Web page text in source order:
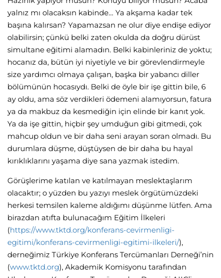
yalnız mı olacaksın kabinde… Ya akşama kadar tek
başına kalırsan? Yapamazsan ne olur diye endişe ediyor
olabilirsin; çünkü belki zaten okulda da doğru dürüst
simultane eğitimi alamadın. Belki kabinleriniz de yoktu;
hocanız da, bütün iyi niyetiyle ve bir görevlendirmeyle
size yardımcı olmaya çalışan, başka bir yabancı diller
bölümünün hocasıydı. Belki de öyle bir işe gittin bile, 6
ay oldu, ama söz verdikleri ödemeni alamıyorsun, fatura
ya da makbuz da kesmediğin için elinde bir kanıt yok.
Ya da işe gittin, hiçbir şey umduğun gibi gitmedi, çok
mahcup oldun ve bir daha seni arayan soran olmadı. Bu
durumlara düşme, düştüysen de bir daha bu hayal
kırıklıklarını yaşama diye sana yazmak istedim.
Görüşlerime katılan ve katılmayan meslektaşlarım
olacaktır; o yüzden bu yazıyı meslek örgütümüzdeki
herkesi temsilen kaleme aldığımı düşünme lütfen. Ama
birazdan atıfta bulunacağım Eğitim İlkeleri
(https://www.tktd.org/konferans-cevirmenligi-
egitimi/konferans-cevirmenligi-egitimi-ilkeleri/),
derneğimiz Türkiye Konferans Tercümanları Derneği’nin
(www.tktd.org), Akademik Komisyonu tarafından